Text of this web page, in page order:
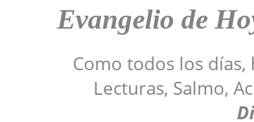
Evangelio de
Como todos los
Lecturas, Salmo,